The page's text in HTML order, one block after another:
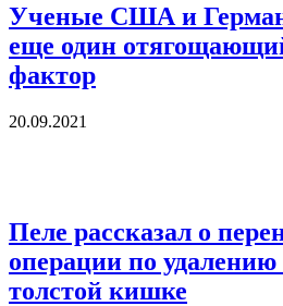
Ученые США и
еще один
фактор
20.09.2021
Пеле рассказал о
операции по удалению
толстой кишке